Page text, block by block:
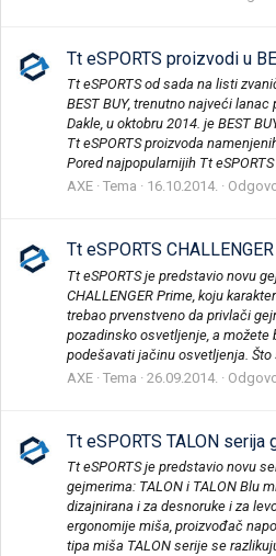
Tt eSPORTS proizvodi u
Tt eSPORTS od sada na listi
BEST BUY, trenutno najveći
Dakle, u oktobru 2014. je BEST
Tt eSPORTS proizvoda
Pored najpopularnijih Tt eSPORTS
AXE Tema 16.10.2014.
Tt eSPORTS
Tt eSPORTS je predstavio novu
CHALLENGER Prime, koju
trebao prvenstveno da privlači
pozadinsko osvetljenje, a
podešavati jačinu osvetljenja. Što
AXE Tema 26.09.2014.
Tt eSPORTS TALON serija
Tt eSPORTS je predstavio novu
gejmerima: TALON i TALON Blu
dizajnirana i za desnoruke i za
ergonomije miša, proizvođač
tipa miša TALON serije se